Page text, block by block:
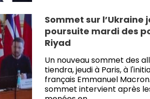
Sommet sur l’Ukraine
poursuite mardi des
Riyad
Un nouveau sommet des
tiendra, jeudi à Paris, à
français Emmanuel
sommet intervient après